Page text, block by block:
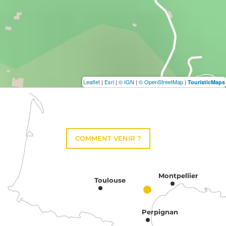
Leaflet | Esri | © IGN | © OpenStreetMap | TouristicMaps
COMMENT VENIR ?
Toulouse
Montpellier
Perpignan